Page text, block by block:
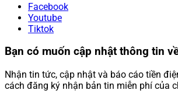
Facebook
Youtube
Tiktok
Bạn có muốn cập nhật thông tin
Nhận tin tức, cập nhật và báo cáo tiền
cách đăng ký nhận bản tin miễn phí của